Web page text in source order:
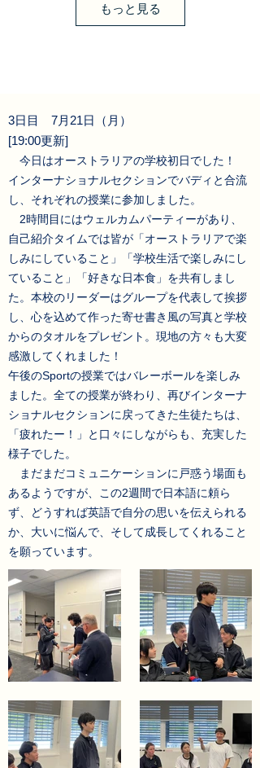
もっと見る
3日目 7月21日（月）
[19:00更新]
今日はオーストラリアの学校初日でした！
インターナショナルセクションでバディと合流
し、それぞれの授業に参加しました。
2時間目にはウェルカムパーティーがあり、
自己紹介タイムでは皆が「オーストラリアで楽
しみにしていること」「学校生活で楽しみにし
ていること」「好きな日本食」を共有しまし
た。本校のリーダーはグループを代表して挨拶
し、心を込めて作った寄せ書き風の写真と学校
からのタオルをプレゼント。現地の方々も大変
感激してくれました！
午後のSportの授業ではバレーボールを楽しみ
ました。全ての授業が終わり、再びインターナ
ショナルセクションに戻ってきた生徒たちは、
「疲れたー！」と口々にしながらも、充実した
様子でした。
まだまだコミュニケーションに戸惑う場面も
あるようですが、この2週間で日本語に頼ら
ず、どうすれば英語で自分の思いを伝えられる
か、大いに悩んで、そして成長してくれること
を願っています。